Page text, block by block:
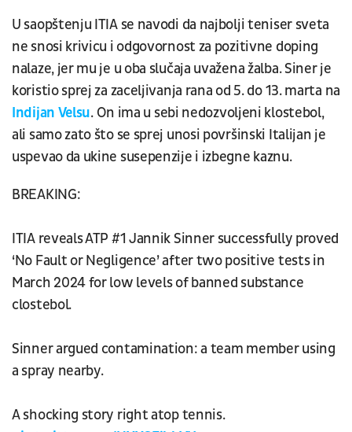
U saopštenju ITIA se navodi da najbolji teniser sveta
ne snosi krivicu i odgovornost za pozitivne doping
nalaze, jer mu je u oba slučaja uvažena žalba. Siner je
koristio sprej za zaceljivanja rana od 5. do 13. marta na
Indijan Velsu. On ima u sebi nedozvoljeni klostebol,
ali samo zato što se sprej unosi površinski Italijan je
uspevao da ukine susepenzije i izbegne kaznu.
BREAKING:
ITIA reveals ATP #1 Jannik Sinner successfully proved
‘No Fault or Negligence’ after two positive tests in
March 2024 for low levels of banned substance
clostebol.
Sinner argued contamination: a team member using
a spray nearby.
A shocking story right atop tennis.